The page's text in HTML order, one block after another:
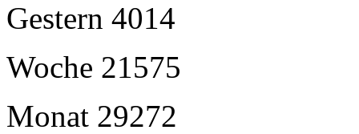
Gestern 4014
Woche 21575
Monat 29272